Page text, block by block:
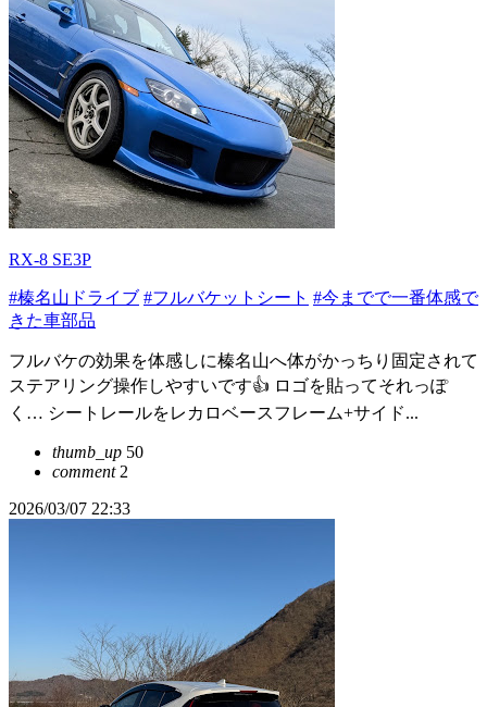
RX-8 SE3P
#榛名山ドライブ #フルバケットシート #今までで一番体感で
きた車部品
フルバケの効果を体感しに榛名山へ体がかっちり固定されて
ステアリング操作しやすいです👍 ロゴを貼ってそれっぽ
く… シートレールをレカロベースフレーム+サイド...
thumb_up 50
comment2
2026/03/07 22:33